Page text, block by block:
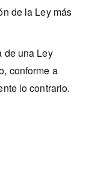
de la Ley más
de una Ley
conforme a
lo contrario.